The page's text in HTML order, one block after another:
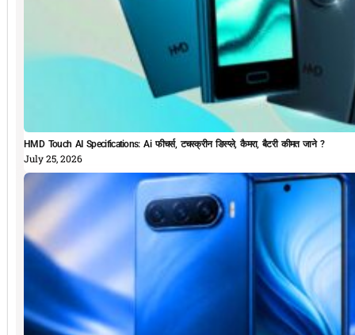
HMD Touch AI Specifications: Ai फीचर्स, टचस्क्रीन डिस्प्ले, कैमरा, बैटरी कीमत जाने ?
July 25, 2026